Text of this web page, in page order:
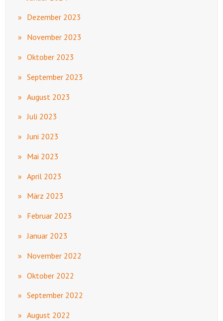
Dezember 2023
November 2023
Oktober 2023
September 2023
August 2023
Juli 2023
Juni 2023
Mai 2023
April 2023
März 2023
Februar 2023
Januar 2023
November 2022
Oktober 2022
September 2022
August 2022